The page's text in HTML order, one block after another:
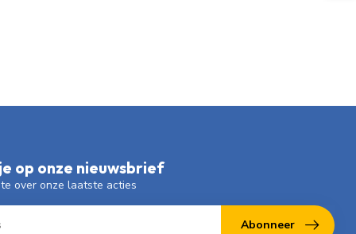
op onze nieuwsbrief
over onze laatste acties
Abonneer